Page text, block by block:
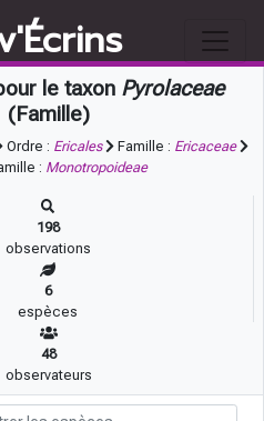
le taxon Pyrolaceae
(Famille)
Ordre : Ericales Famille : Ericaceae
: Monotropoideae
198
observations
6
espèces
48
observateurs